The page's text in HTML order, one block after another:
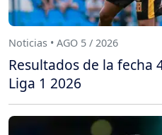
Noticias • AGO 5 / 2026
Resultados de la fecha
Liga 1 2026